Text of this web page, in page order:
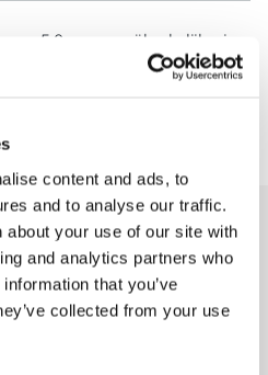
content and ads, to
and to analyse our traffic.
about your use of our site with
and analytics partners who
that you’ve
collected from your use
on 5,0 mm:n epäkeskoliike, ja
125 mm:n alustallalla. Kun
MPB0017